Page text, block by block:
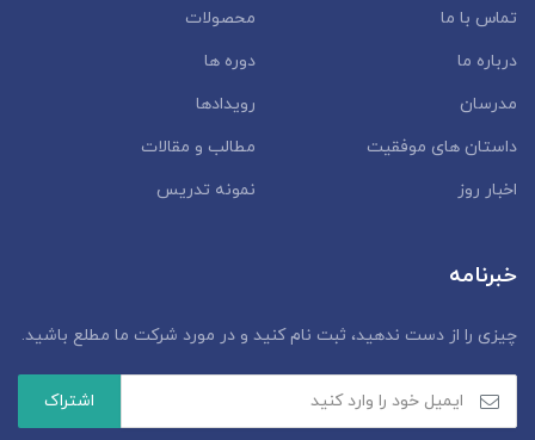
تماس با ما
محصولات
درباره ما
دوره ها
مدرسان
رویدادها
داستان‌ های موفقیت
مطالب و مقالات
اخبار روز
نمونه تدریس
خبرنامه
چیزی را از دست ندهید، ثبت نام کنید و در مورد شرکت ما مطلع باشید.